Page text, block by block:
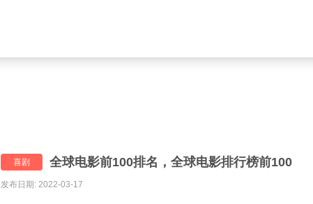
喜剧 全球电影前100排名，全球电影排行榜前100
发布日期: 2022-03-17